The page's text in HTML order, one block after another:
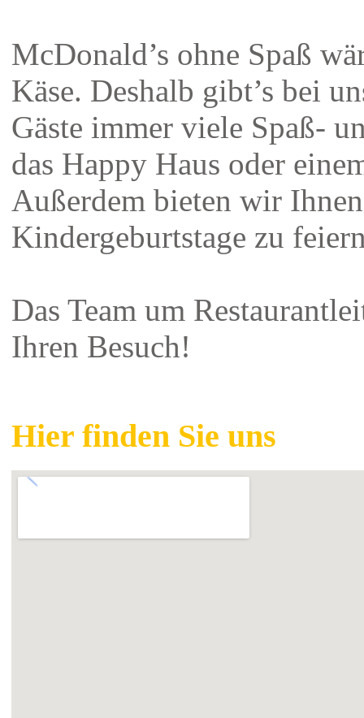
McDonald’s ohne Spaß
Käse. Deshalb gibt’s bei
Gäste immer viele Spaß-
das Happy Haus oder
Außerdem bieten wir
Kindergeburtstage zu
Das Team um
Ihren Besuch!
Hier finden Sie uns